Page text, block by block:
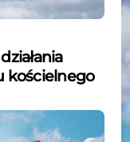
kościelnego